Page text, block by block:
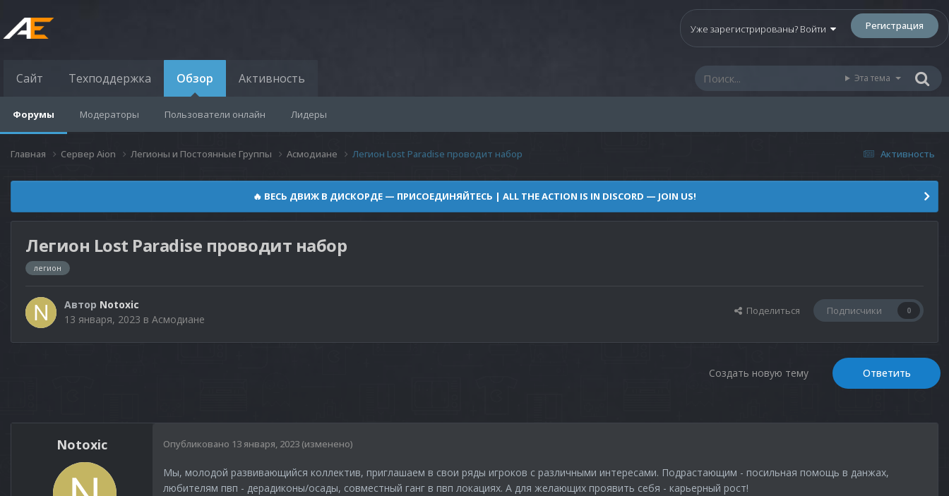
Уже зарегистрированы? Войти Регистрация
Сайт Техподдержка Обзор
Форумы Модераторы Пользователи онлайн Лидеры
Активность Эта тема
Активность
Главная Сервер Aion Легионы и Постоянные Группы Асмодиане Легион Lost Paradise проводит набор
🔥 ВЕСЬ ДВИЖ В ДИСКОРДЕ — ПРИСОЕДИНЯЙТЕСЬ | ALL THE ACTION IS IN DISCORD — JOIN US!
Легион Lost Paradise проводит набор
легион
Автор Notoxic
13 января, 2023 в Асмодиане
Поделиться Подписчики 0
Ответить
Создать новую тему
Notoxic Опубликовано 13 января, 2023 (изменено)
Мы, молодой развивающийся коллектив, приглашаем в свои ряды игроков с различными интересами. Подрастающим - посильная помощь в данжах,
любителям пвп - дерадиконы/осады, совместный ганг в пвп локациях. А для желающих проявить себя - карьерный рост!